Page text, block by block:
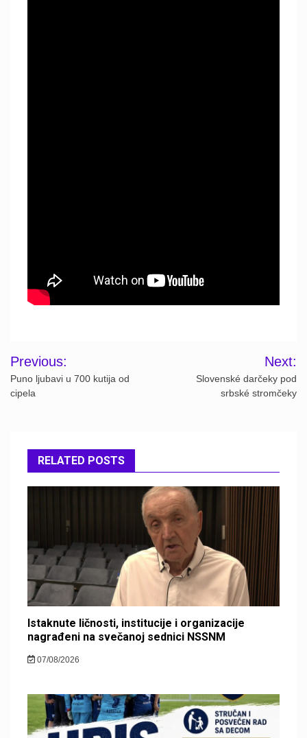
Post
navigation
Previous:
Puno ljubavi u 700 kutija od
cipela
Next:
Slovenské darčeky pod
srbské stromčeky
RELATED POSTS
Istaknute ličnosti, institucije i organizacije
nagrađeni na svečanoj sednici NSSNM
07/08/2026